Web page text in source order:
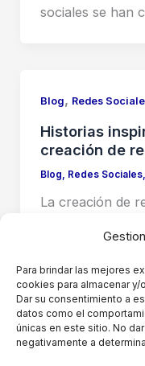
Para brindar las mejores
cookies para almacenar
Dar su consentimiento a
datos como el
únicas en este sitio. No
negativamente a
sociales se han
Blog, Redes
Historias
creación de
Blog, Redes Sociales,
La creación de
combinación de
estrategias